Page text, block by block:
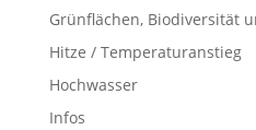
Grünflächen, Biodiversität
Hitze / Temperaturanstieg
Hochwasser
Infos